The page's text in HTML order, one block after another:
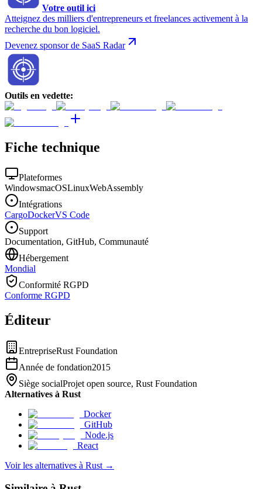
Votre outil ici
Atteignez des milliers d'entrepreneurs et freelances activement à la
recherche du bon logiciel.
Devenez sponsor de SaaS Radar
Outils en vedette:
Fiche technique
Plateformes
WindowsmacOSLinuxWebAssembly
Intégrations
CargoDockerVS Code
Support
Documentation, GitHub, Communauté
Hébergement
Mondial
Conformité RGPD
Conforme RGPD
Éditeur
EntrepriseRust Foundation
Année de fondation2015
Siège socialProjet open source, Rust Foundation
Alternatives à Rust
Docker
GitHub
Node.js
React
Voir les alternatives à Rust →